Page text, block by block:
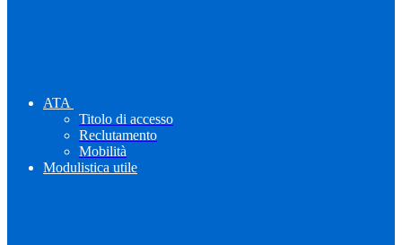
ATA
Titolo di accesso
Reclutamento
Mobilità
Modulistica utile